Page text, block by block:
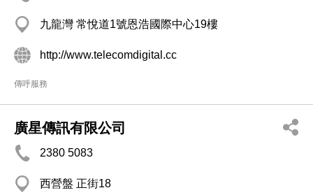
九龍灣 常悅道1號恩浩國際中心19樓
http://www.telecomdigital.cc
傳呼服務
廣星傳訊有限公司
2380 5083
西營盤 正街18